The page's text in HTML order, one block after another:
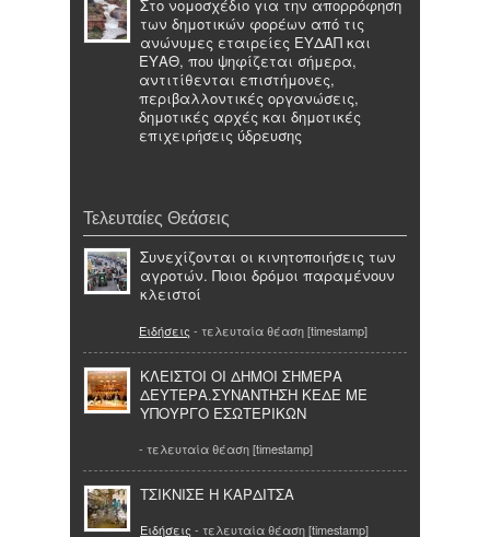
Στο νομοσχέδιο για την απορρόφηση
των δημοτικών φορέων από τις
ανώνυμες εταιρείες ΕΥΔΑΠ και
ΕΥΑΘ, που ψηφίζεται σήμερα,
αντιτίθενται επιστήμονες,
περιβαλλοντικές οργανώσεις,
δημοτικές αρχές και δημοτικές
επιχειρήσεις ύδρευσης
Τελευταίες Θεάσεις
Συνεχίζονται οι κινητοποιήσεις των
αγροτών. Ποιοι δρόμοι παραμένουν
κλειστοί
Ειδήσεις - τελευταία θέαση [timestamp]
ΚΛΕΙΣΤΟΙ ΟΙ ΔΗΜΟΙ ΣΗΜΕΡΑ
ΔΕΥΤΕΡΑ.ΣΥΝΑΝΤΗΣΗ ΚΕΔΕ ΜΕ
ΥΠΟΥΡΓΟ ΕΣΩΤΕΡΙΚΩΝ
- τελευταία θέαση [timestamp]
ΤΣΙΚΝΙΣΕ Η ΚΑΡΔΙΤΣΑ
Ειδήσεις - τελευταία θέαση [timestamp]